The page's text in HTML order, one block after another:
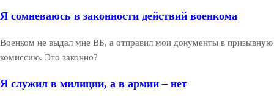
Я сомневаюсь в законности действий военкома
Военком не выдал мне ВБ, а отправил мои документы в призывную
комиссию. Это законно?
Я служил в милиции, а в армии – нет